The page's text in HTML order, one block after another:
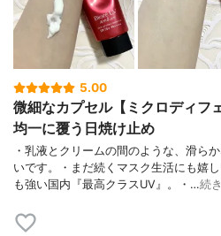
5.00
微細なカプセル【ミクロディフ
均一に覆う日焼け止め
・乳液とクリームの間のような、滑ら
いです。・まだ続くマスク生活にも嬉
も強い国内『最高クラスUV』。・…続